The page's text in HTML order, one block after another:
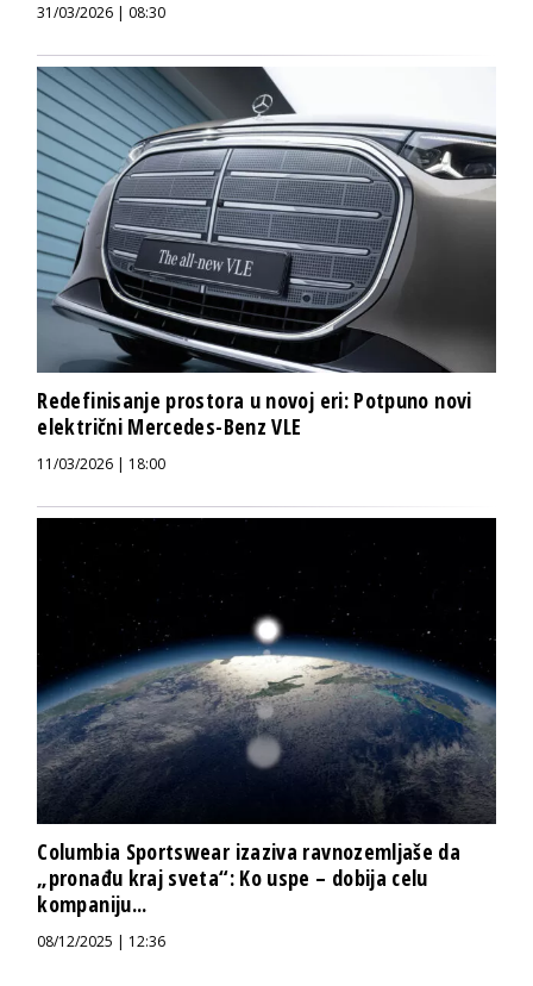
31/03/2026 | 08:30
Redefinisanje prostora u novoj eri: Potpuno novi
električni Mercedes-Benz VLE
11/03/2026 | 18:00
Columbia Sportswear izaziva ravnozemljaše da
„pronađu kraj sveta“: Ko uspe – dobija celu
kompaniju...
08/12/2025 | 12:36